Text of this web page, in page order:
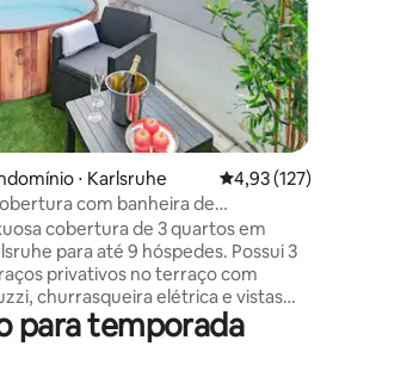
média de 5, 111 avaliações
⋅ Karlsruhe 4,93 de uma avaliação
4,93 (127)
com banheira de
no terraço e vista
cobertura de 3 quartos em
para até 9 hóspedes. Possui 3
privativos no terraço com
churrasqueira elétrica e vistas
deslumbrantes da cidade,
Negra e França. NOVO Ar
para temporada